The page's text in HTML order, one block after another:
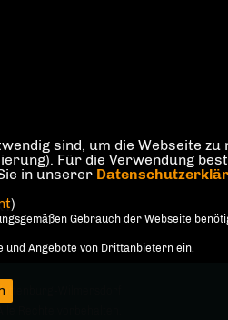
Wilmersdorf
sind, um die Webseite
Für die Verwendung
in unserer
)
Gebrauch der Webseite
Angebote von Drittanbietern ein.